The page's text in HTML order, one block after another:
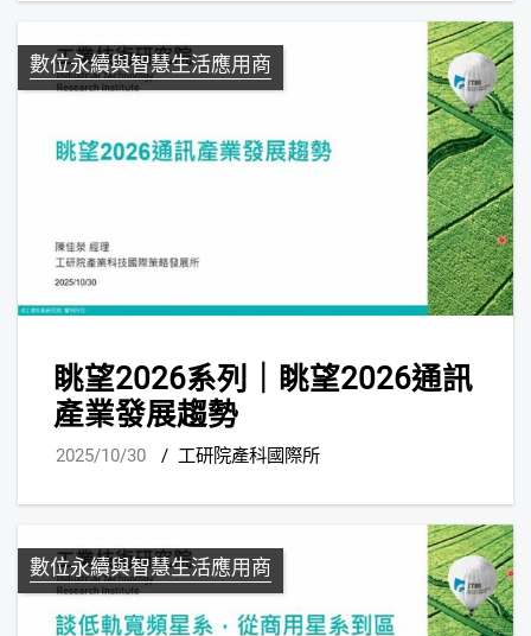
數位永續與智慧生活應用商
眺望2026系列｜眺望2026通訊
產業發展趨勢
2025/10/30 / 工研院產科國際所
數位永續與智慧生活應用商